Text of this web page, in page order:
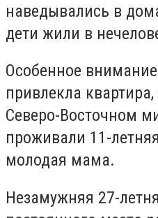
наведывались в
дети жили в
Особенное
привлекла
Северо-Восточном
проживали 11-
молодая мама.
Незамужняя 27-